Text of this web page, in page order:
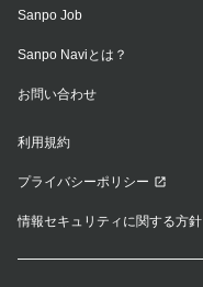
Sanpo Job
Sanpo Naviとは？
お問い合わせ
利用規約
プライバシーポリシー
情報セキュリティに関する方針